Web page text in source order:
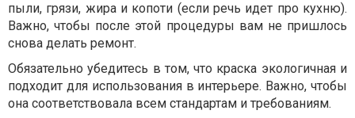
пыли, грязи, жира и копоти (если речь идет про кухню).
Важно, чтобы после этой процедуры вам не пришлось
снова делать ремонт.
Обязательно убедитесь в том, что краска экологичная и
подходит для использования в интерьере. Важно, чтобы
она соответствовала всем стандартам и требованиям.